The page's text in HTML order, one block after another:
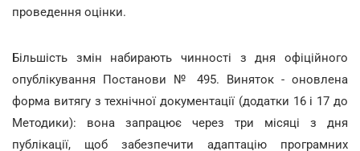
проведення оцінки.
Більшість змін набирають чинності з дня офіційного
опублікування Постанови № 495. Виняток - оновлена
форма витягу з технічної документації (додатки 16 і 17 до
Методики): вона запрацює через три місяці з дня
публікації, щоб забезпечити адаптацію програмних